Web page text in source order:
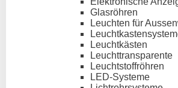
Glasröhren
Leuchten für
Leuchtkästen
Leuchttransparente
Leuchtstoffröhren
LED-Systeme